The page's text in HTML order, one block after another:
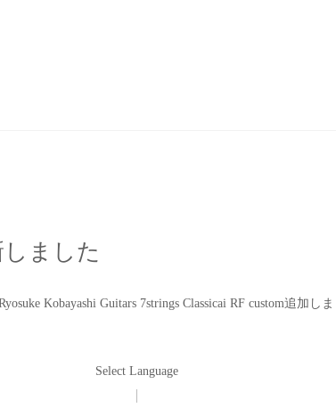
しました
Kobayashi Guitars 7strings Classicai RF custom追加しま
Select Language